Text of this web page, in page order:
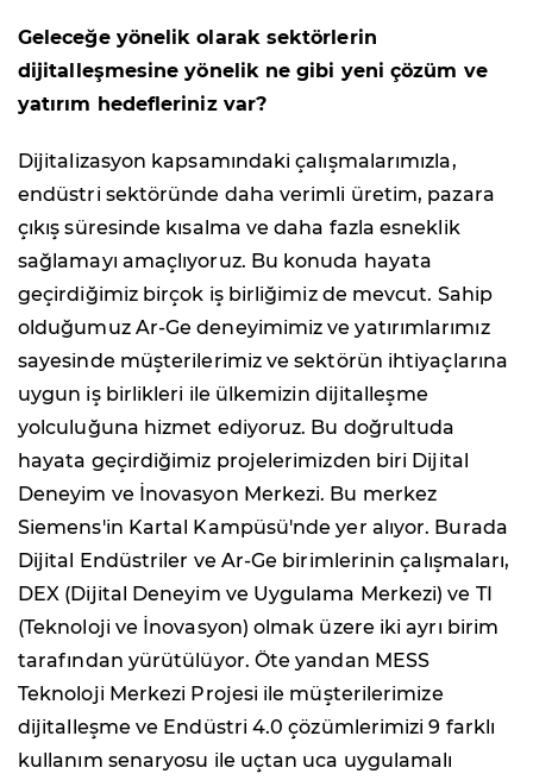
Geleceğe yönelik olarak sektörlerin
dijitalleşmesine yönelik ne gibi yeni çözüm ve
yatırım hedefleriniz var?
Dijitalizasyon kapsamındaki çalışmalarımızla,
endüstri sektöründe daha verimli üretim, pazara
çıkış süresinde kısalma ve daha fazla esneklik
sağlamayı amaçlıyoruz. Bu konuda hayata
geçirdiğimiz birçok iş birliğimiz de mevcut. Sahip
olduğumuz Ar-Ge deneyimimiz ve yatırımlarımız
sayesinde müşterilerimiz ve sektörün ihtiyaçlarına
uygun iş birlikleri ile ülkemizin dijitalleşme
yolculuğuna hizmet ediyoruz. Bu doğrultuda
hayata geçirdiğimiz projelerimizden biri Dijital
Deneyim ve İnovasyon Merkezi. Bu merkez
Siemens'in Kartal Kampüsü'nde yer alıyor. Burada
Dijital Endüstriler ve Ar-Ge birimlerinin çalışmaları,
DEX (Dijital Deneyim ve Uygulama Merkezi) ve TI
(Teknoloji ve İnovasyon) olmak üzere iki ayrı birim
tarafından yürütülüyor. Öte yandan MESS
Teknoloji Merkezi Projesi ile müşterilerimize
dijitalleşme ve Endüstri 4.0 çözümlerimizi 9 farklı
kullanım senaryosu ile uçtan uca uygulamalı